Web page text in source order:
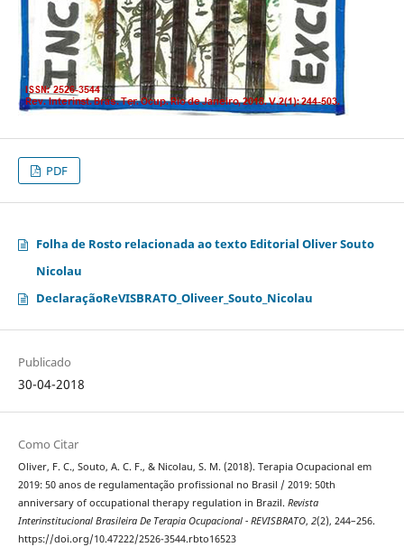
PDF
Folha de Rosto relacionada ao texto Editorial Oliver Souto
Nicolau
DeclaraçãoReVISBRATO_Oliveer_Souto_Nicolau
Publicado
30-04-2018
Como Citar
Oliver, F. C., Souto, A. C. F., & Nicolau, S. M. (2018). Terapia Ocupacional em
2019: 50 anos de regulamentação profissional no Brasil / 2019: 50th
anniversary of occupational therapy regulation in Brazil. Revista
Interinstitucional Brasileira De Terapia Ocupacional - REVISBRATO, 2(2), 244–256.
https://doi.org/10.47222/2526-3544.rbto16523